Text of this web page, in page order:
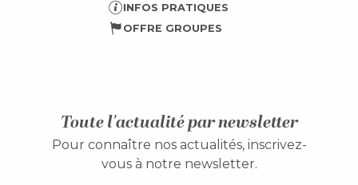
INFOS PRATIQUES
OFFRE GROUPES
Toute l'actualité par newsletter
Pour connaître nos actualités, inscrivez-
vous à notre newsletter.